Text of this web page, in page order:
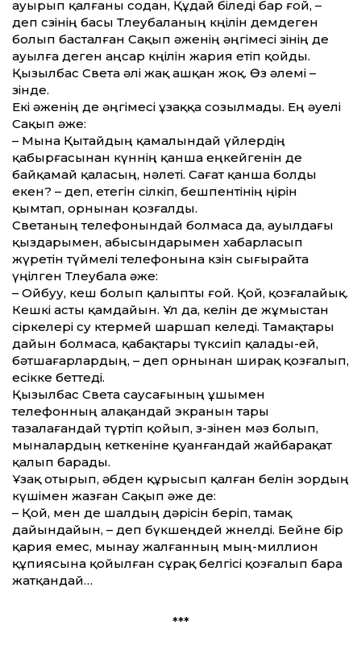
ауырып қалғаны содан, Құдай біледі бар ғой, –
деп сөзінің басы Төлеубаланың көңілін демдеген
болып басталған Сақып әженің әңгімесі өзінің де
ауылға деген аңсар көңілін жария етіп қойды.
Қызылбас Света әлі жақ ашқан жоқ. Өз әлемі –
өзінде.
Екі әженің де әңгімесі ұзаққа созылмады. Ең әуелі
Сақып әже:
– Мына Қытайдың қамалындай үйлердің
қабырғасынан күннің қанша еңкейгенін де
байқамай қаласың, нәлеті. Сағат қанша болды
екен? – деп, етегін сілкіп, бешпентінің өңірін
қымтап, орнынан қозғалды.
Светаның телефонындай болмаса да, ауылдағы
қыздарымен, абысындарымен хабарласып
жүретін түймелі телефонына көзін сығырайта
үңілген Төлеубала әже:
– Ойбуу, кеш болып қалыпты ғой. Қой, қозғалайық.
Кешкі асты қамдайын. Ұл да, келін де жұмыстан
сіркелері су көтермей шаршап келеді. Тамақтары
дайын болмаса, қабақтары түксиіп қалады-ей,
бәтшағарлардың, – деп орнынан ширақ қозғалып,
есікке беттеді.
Қызылбас Света саусағының ұшымен
телефонның алақандай экранын тары
тазалағандай түртіп қойып, өз-өзінен мәз болып,
мыналардың кеткеніне қуанғандай жайбарақат
қалып барады.
Ұзақ отырып, әбден құрысып қалған белін зордың
күшімен жазған Сақып әже де:
– Қой, мен де шалдың дәрісін беріп, тамақ
дайындайын, – деп бүкшеңдей жөнелді. Бейне бір
қария емес, мынау жалғанның мың-миллион
құпиясына қойылған сұрақ белгісі қозғалып бара
жатқандай…
***